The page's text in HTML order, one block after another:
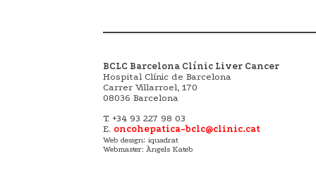
BCLC Barcelona Clínic Liver Cancer
Hospital Clínic de Barcelona
Carrer Villarroel, 170
08036 Barcelona
T. +34 93 227 98 03
E. oncohepatica-bclc@clinic.cat
Web design: iquadrat
Webmaster: Àngels Kateb